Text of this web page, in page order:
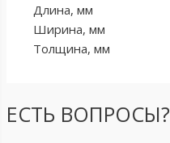
Длина, мм
Ширина, мм
Толщина, мм
ЕСТЬ ВОПРОСЫ?